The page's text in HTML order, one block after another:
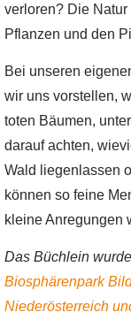
verloren? Die
Pflanzen und den
Bei unseren
wir uns vorstellen,
toten Bäumen,
darauf achten,
Wald liegenlassen
können so feine
kleine Anregungen
Das Büchlein
Biosphärenpark
Niederösterreich